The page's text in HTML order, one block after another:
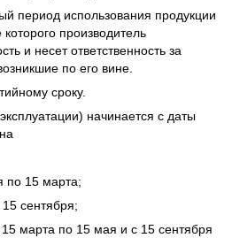
период использования продукции
производитель
и несет ответственность за
по его вине.
сроку.
начинается с даты
по 15 марта;
сентября;
марта по 15 мая и с 15 сентября